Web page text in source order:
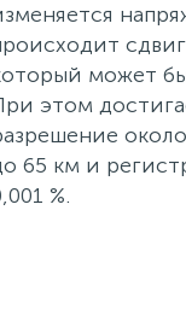
может
этом
65 км и
%.